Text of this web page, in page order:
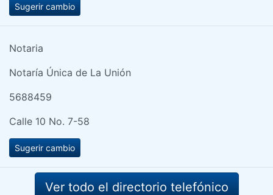
Sugerir cambio
Notaria
Notaría Única de La Unión
5688459
Calle 10 No. 7-58
Sugerir cambio
Ver todo el directorio telefónico